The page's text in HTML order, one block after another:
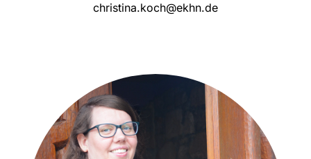
christina.koch@ekhn.de